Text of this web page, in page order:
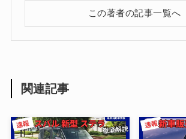
この著者の記事一覧へ
関連記事